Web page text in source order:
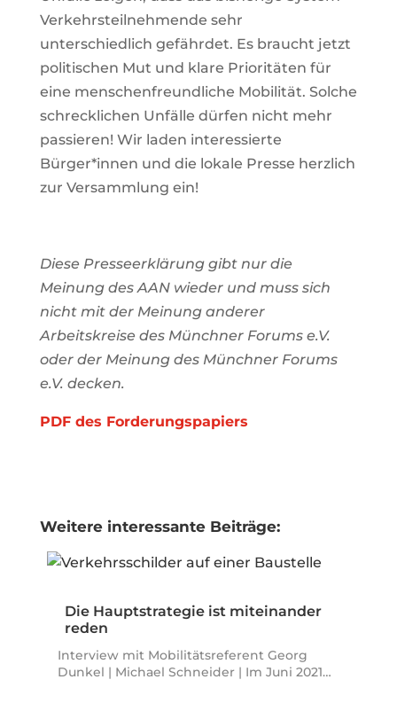
Verkehrsteilnehmende sehr
unterschiedlich gefährdet. Es braucht jetzt
politischen Mut und klare Prioritäten für
eine menschenfreundliche Mobilität. Solche
schrecklichen Unfälle dürfen nicht mehr
passieren! Wir laden interessierte
Bürger*innen und die lokale Presse herzlich
zur Versammlung ein!
Diese Presseerklärung gibt nur die
Meinung des AAN wieder und muss sich
nicht mit der Meinung anderer
Arbeitskreise des Münchner Forums e.V.
oder der Meinung des Münchner Forums
e.V. decken.
PDF des Forderungspapiers
Weitere interessante Beiträge:
Die Hauptstrategie ist miteinander
reden
Interview mit Mobilitätsreferent Georg
Dunkel | Michael Schneider | Im Juni 2021…